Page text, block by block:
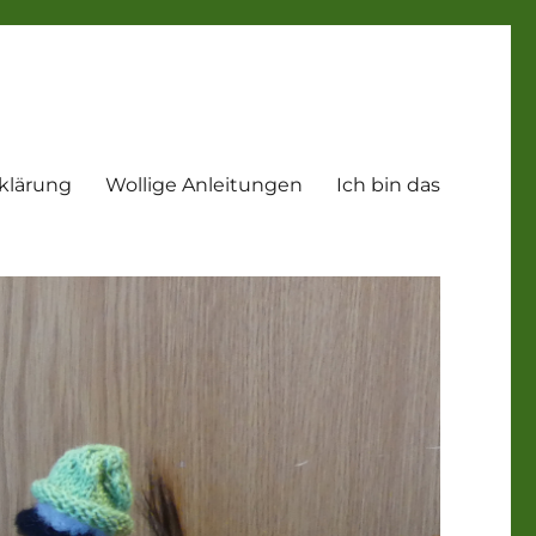
Wollige Anleitungen Ich bin das